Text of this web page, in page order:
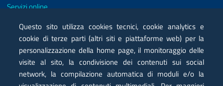
Servizi online
Moduli
Posta elettronica certificata PEC
Privacy
Questo sito utilizza cookies tecnici, cookie analytics e
cookie di terze parti (altri siti e piattaforme web) per la
personalizzazione della home page, il monitoraggio delle
visite al sito, la condivisione dei contenuti sui social
network, la compilazione automatica di moduli e/o la